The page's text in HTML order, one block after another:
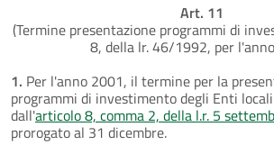
Art. 11
(Termine presentazione programmi di
8, della lr. 46/1992, per
1. Per l'anno 2001, il termine per la
programmi di investimento degli Enti
dall'articolo 8, comma 2, della l.r. 5
prorogato al 31 dicembre.